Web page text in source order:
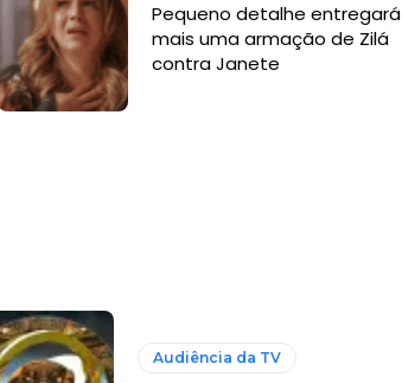
Pequeno detalhe entregará
mais uma armação de Zilá
contra Janete
Audiência da TV